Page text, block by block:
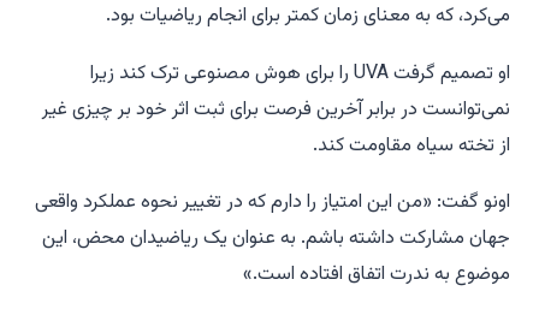
می‌کرد، که به معنای زمان کمتر برای انجام ریاضیات بود.
او تصمیم گرفت UVA را برای هوش مصنوعی ترک کند زیرا
نمی‌توانست در برابر آخرین فرصت برای ثبت اثر خود بر چیزی غیر
از تخته سیاه مقاومت کند.
اونو گفت: «من این امتیاز را دارم که در تغییر نحوه عملکرد واقعی
جهان مشارکت داشته باشم. به عنوان یک ریاضیدان محض، این
موضوع به ندرت اتفاق افتاده است.»